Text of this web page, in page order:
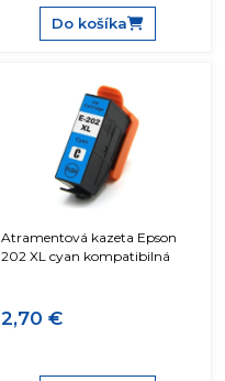
Do košíka
Atramentová kazeta Epson
202 XL cyan kompatibilná
2,70 €